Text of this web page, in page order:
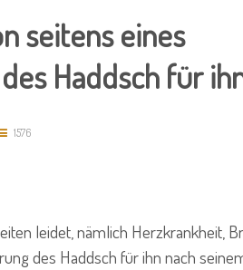
seitens eines
Haddsch für
1576
leidet, nämlich Herzkrankheit,
des Haddsch für ihn nach